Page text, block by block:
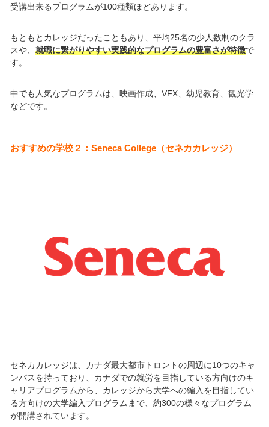
受講出来るプログラムが100種類ほどあります。
もともとカレッジだったこともあり、平均25名の少人数制のクラ
スや、 就職に繋がりやすい実践的なプログラムの豊富さが特徴で
す。
中でも人気なプログラムは、映画作成、VFX、幼児教育、観光学
などです。
おすすめの学校２：Seneca College（セネカカレッジ）
セネカカレッジは、カナダ最大都市トロントの周辺に10つのキャ
ンパスを持っており、カナダでの就労を目指している方向けのキ
ャリアプログラムから、カレッジから大学への編入を目指してい
る方向けの大学編入プログラムまで、約300の様々なプログラム
が開講されています。